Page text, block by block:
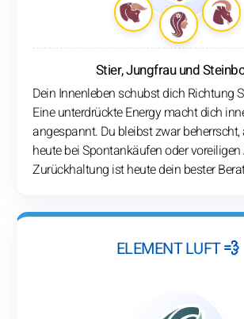
Stier, Jungfrau und
Dein Innenleben schubst dich Richtung
Eine unterdrückte Energy macht dich
angespannt. Du bleibst zwar beherrscht,
heute bei Spontankäufen oder
Zurückhaltung ist heute dein bester
ELEMENT LUFT 💨